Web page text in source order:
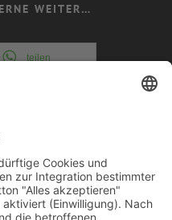
WEITER…
teilen
info@evital-